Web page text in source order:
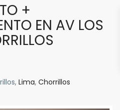
+
EN AV LOS
Lima,Chorrillos